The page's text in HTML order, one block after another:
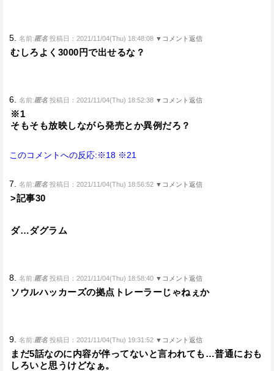
5. 名前:匿名 投稿日：2021/11/04(Thu) 18:48:08 ▼コメント返信
むしろよく3000円で出せるな？
6. 名前:匿名 投稿日：2021/11/04(Thu) 18:52:38 ▼コメント返信
※1
そもそも放映しながら発売とか異例だろ？
このコメントへの反応:※18 ※21
7. 名前:匿名 投稿日：2021/11/04(Thu) 18:56:52 ▼コメント返信
>記事30
ダ…ダグラム
8. 名前:匿名 投稿日：2021/11/04(Thu) 18:58:40 ▼コメント返信
ソウルハッカーズの拠点トレーラーじゃねぇか
9. 名前:匿名 投稿日：2021/11/04(Thu) 19:31:52 ▼コメント返信
まだ5話なのに内容が伴ってないと言われても…普通におも
しろいと思うけどなぁ。